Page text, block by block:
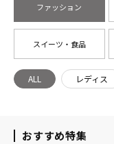
ファッション
スイーツ・食品
ALL レディス
おすすめ特集